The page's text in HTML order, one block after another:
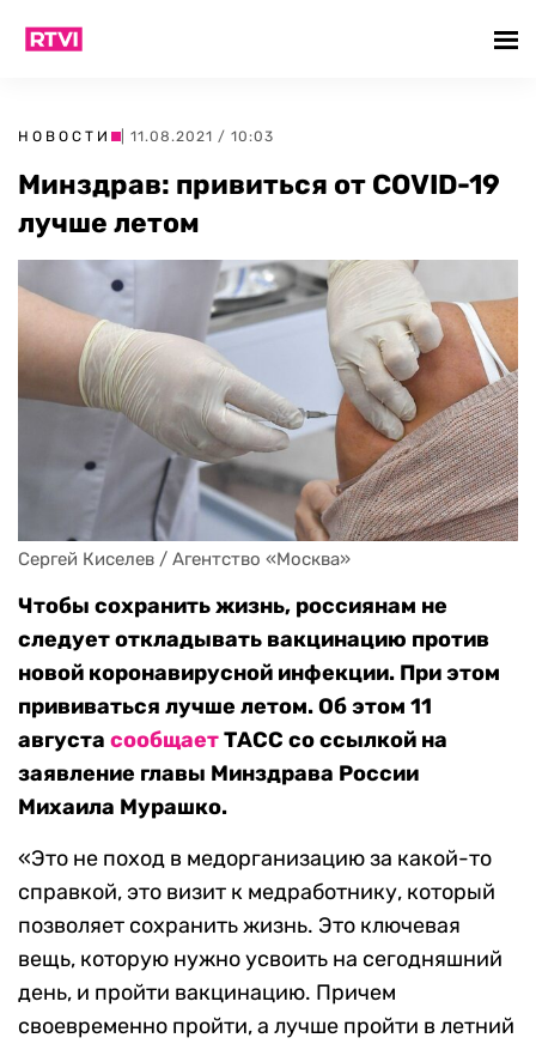
НОВОСТИ | 11.08.2021 / 10:03
Минздрав: привиться от COVID-19
лучше летом
Сергей Киселев / Агентство «Москва»
Чтобы сохранить жизнь, россиянам не
следует откладывать вакцинацию против
новой коронавирусной инфекции. При этом
прививаться лучше летом. Об этом 11
августа сообщаетТАСС со ссылкой на
заявление главы Минздрава России
Михаила Мурашко.
«Это не поход в медорганизацию за какой-то
справкой, это визит к медработнику, который
позволяет сохранить жизнь. Это ключевая
вещь, которую нужно усвоить на сегодняшний
день, и пройти вакцинацию. Причем
своевременно пройти, а лучше пройти в летний